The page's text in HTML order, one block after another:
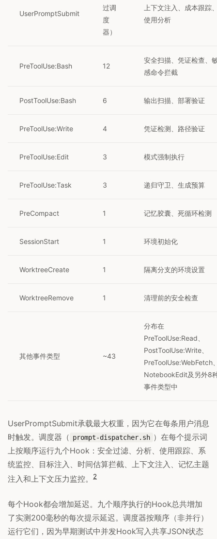
UserPromptSubmit
过调
度
器）
上下文注入、成本跟踪
使用分析
PreToolUse:Bash 12
安全扫描、凭证检查、
感命令拦截
PostToolUse:Bash 6 输出扫描、部署验证
PreToolUse:Write 4 凭证检测、路径验证
PreToolUse:Edit 3 模式强制执行
PreToolUse:Task 3 递归守卫、生成预算
PreCompact 1 记忆胶囊、死循环检测
SessionStart 1 环境初始化
WorktreeCreate 1 隔离分支的环境设置
WorktreeRemove 1 清理前的安全检查
其他事件类型 ~43
分布在
PreToolUse:Read、
PostToolUse:Write、
PreToolUse:WebFetch
NotebookEdit及另外8
事件类型中
UserPromptSubmit承载最大权重，因为它在每条用户消息
时触发。调度器（ prompt-dispatcher.sh ）在每个提示词
上按顺序运行九个Hook：安全过滤、分析、使用跟踪、系
统监控、目标注入、时间估算拦截、上下文注入、记忆主题
注入和上下文压力监控。
2
每个Hook都会增加延迟。九个顺序执行的Hook总共增加
了实测200毫秒的每次提示延迟。调度器按顺序（非并行）
运行它们，因为早期测试中并发Hook写入共享JSON状态